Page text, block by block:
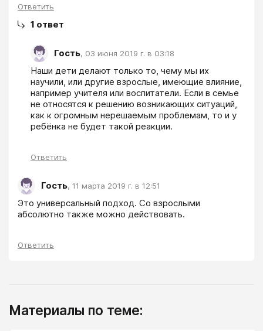
Ответить
1 ответ
Гость, 03 июня 2019 г. в 03:18
Наши дети делают только то, чему мы их
научили, или другие взрослые, имеющие влияние,
например учителя или воспитатели. Если в семье
не относятся к решению возникающих ситуаций,
как к огромным нерешаемым проблемам, то и у
ребёнка не будет такой реакции.
Ответить
Гость, 11 марта 2019 г. в 12:51
Это универсальный подход. Со взрослыми
абсолютно также можно действовать.
Ответить
Материалы по теме: